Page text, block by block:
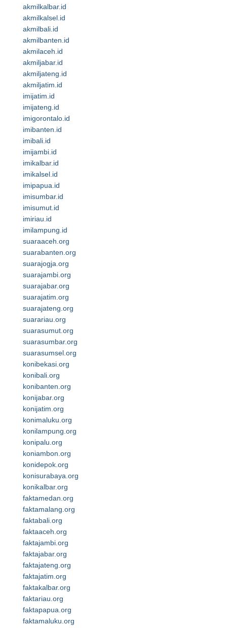
akmilkalbar.id
akmilkalsel.id
akmilbali.id
akmilbanten.id
akmilaceh.id
akmiljabar.id
akmiljateng.id
akmiljatim.id
imijatim.id
imijateng.id
imigorontalo.id
imibanten.id
imibali.id
imijambi.id
imikalbar.id
imikalsel.id
imipapua.id
imisumbar.id
imisumut.id
imiriau.id
imilampung.id
suaraaceh.org
suarabanten.org
suarajogja.org
suarajambi.org
suarajabar.org
suarajatim.org
suarajateng.org
suarariau.org
suarasumut.org
suarasumbar.org
suarasumsel.org
konibekasi.org
konibali.org
konibanten.org
konijabar.org
konijatim.org
konimaluku.org
konilampung.org
konipalu.org
koniambon.org
konidepok.org
konisurabaya.org
konikalbar.org
faktamedan.org
faktamalang.org
faktabali.org
faktaaceh.org
faktajambi.org
faktajabar.org
faktajateng.org
faktajatim.org
faktakalbar.org
faktariau.org
faktapapua.org
faktamaluku.org